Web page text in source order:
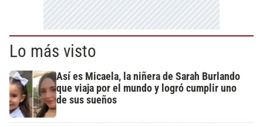
Lo más visto
Así es Micaela, la niñera de Sarah Burlando
que viaja por el mundo y logró cumplir uno
de sus sueños